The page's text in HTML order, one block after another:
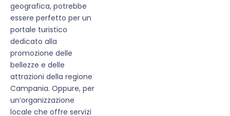
geografica, potrebbe
essere perfetto per un
portale turistico
dedicato alla
promozione delle
bellezze e delle
attrazioni della regione
Campania. Oppure, per
un’organizzazione
locale che offre servizi